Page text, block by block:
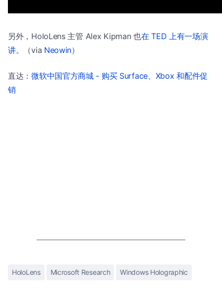
另外，HoloLens 主管 Alex Kipman 也在 TED 上有一场演
讲。（via Neowin）
直达：微软中国官方商城 - 购买 Surface、Xbox 和配件促
销
HoloLens Microsoft Research Windows Holographic